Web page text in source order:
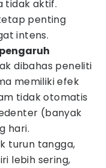
tidak aktif.
penting
intens.
dibahas peneliti
memiliki efek
tidak otomatis
(banyak
hari.
turun tangga,
lebih sering,